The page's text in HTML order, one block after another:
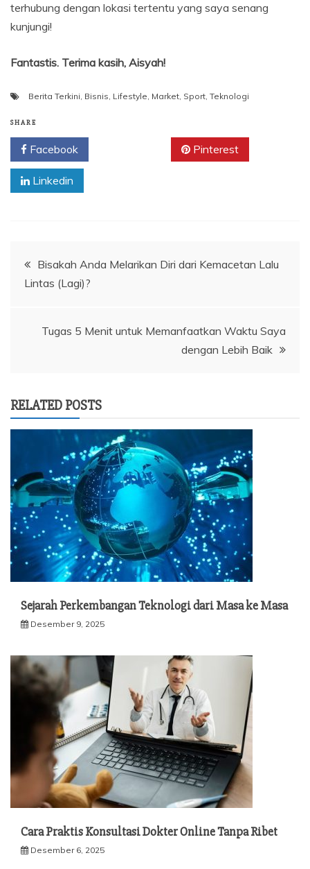
terhubung dengan lokasi tertentu yang saya senang
kunjungi!
Fantastis. Terima kasih, Aisyah!
Berita Terkini, Bisnis, Lifestyle, Market, Sport, Teknologi
SHARE
Facebook Pinterest
Linkedin
Navigasi
Bisakah Anda Melarikan Diri dari Kemacetan Lalu
Lintas (Lagi)?
Tugas 5 Menit untuk Memanfaatkan Waktu Saya
dengan Lebih Baik
RELATED POSTS
Sejarah Perkembangan Teknologi dari Masa ke Masa
Desember 9, 2025
Cara Praktis Konsultasi Dokter Online Tanpa Ribet
Desember 6, 2025